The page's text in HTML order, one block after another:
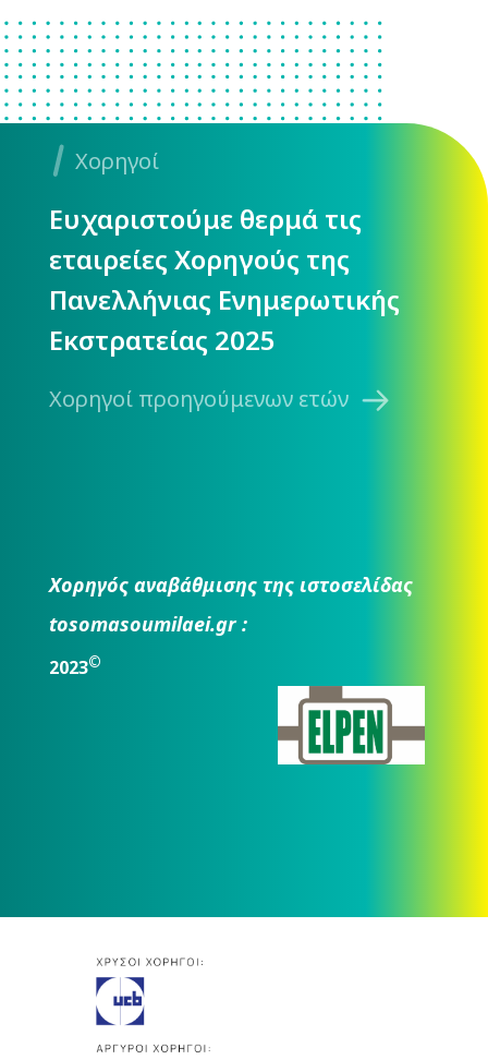
Χορηγοί
Ευχαριστούμε θερμά τις
εταιρείες Χορηγούς της
Πανελλήνιας Ενημερωτικής
Εκστρατείας 2025
Χορηγοί προηγούμενων ετών
Χορηγός αναβάθμισης της ιστοσελίδας
tosomasoumilaei.gr :
2023©